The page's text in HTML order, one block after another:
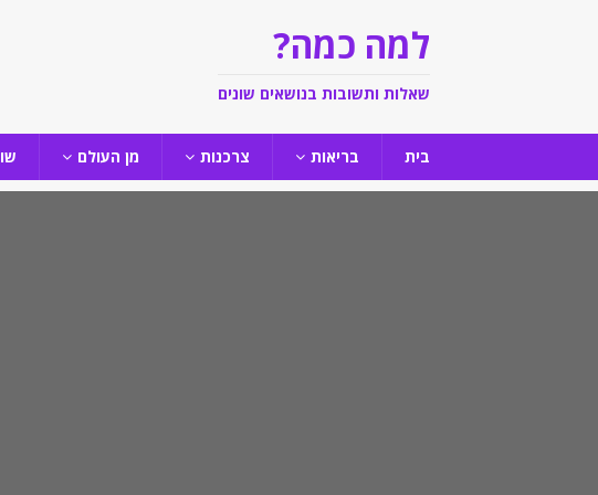
למה כמה?
שאלות ותשובות בנושאים שונים
בית בריאות צרכנות מן העולם